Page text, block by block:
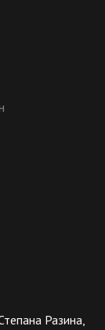
Разина,